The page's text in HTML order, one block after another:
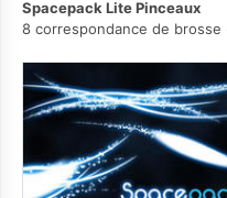
Spacepack Lite Pinceaux
8 correspondance de brosse